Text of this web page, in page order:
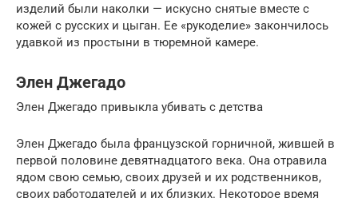
изделий были наколки — искусно снятые вместе с
кожей с русских и цыган. Ее «рукоделие» закончилось
удавкой из простыни в тюремной камере.
Элен Джегадо
Элен Джегадо привыкла убивать с детства
Элен Джегадо была французской горничной, жившей в
первой половине девятнадцатого века. Она отравила
ядом свою семью, своих друзей и их родственников,
своих работодателей и их близких. Некоторое время